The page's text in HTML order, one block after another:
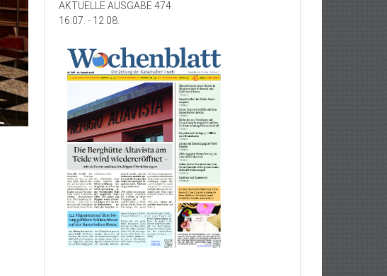
AKTUELLE AUSGABE 474
16.07. - 12.08.